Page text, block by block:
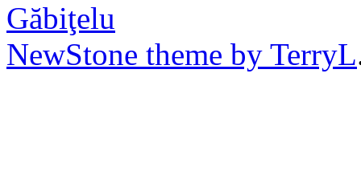
Găbiţelu
NewStone theme by TerryL